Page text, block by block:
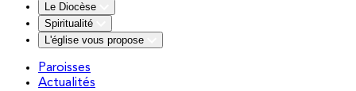
Le Diocèse
Spiritualité
L'église vous propose
Paroisses
Actualités